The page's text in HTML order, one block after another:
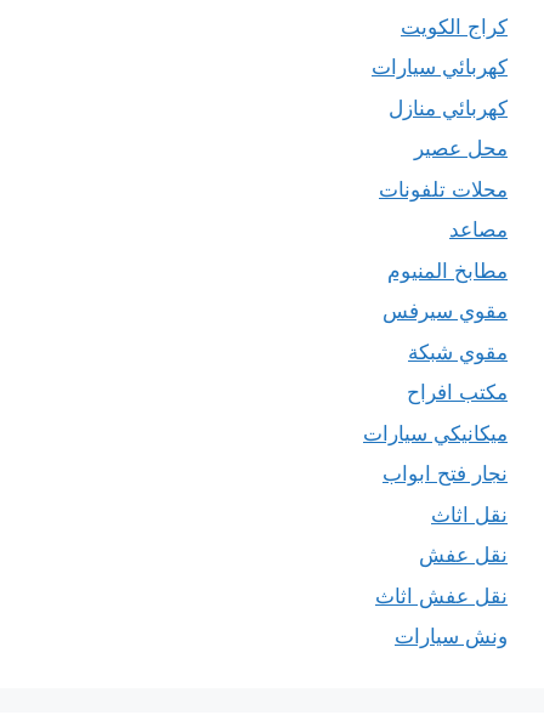
كراج الكويت
كهربائي سيارات
كهربائي منازل
محل عصير
محلات تلفونات
مصاعد
مطابخ المنيوم
مقوي سيرفس
مقوي شبكة
مكتب افراح
ميكانيكي سيارات
نجار فتح ابواب
نقل اثاث
نقل عفش
نقل عفش اثاث
ونش سيارات